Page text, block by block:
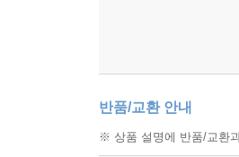
반품/교환 안내
※ 상품 설명에 반품/교환